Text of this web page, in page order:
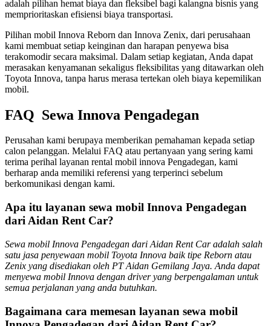
adalah pilihan hemat biaya dan fleksibel bagi kalangna bisnis yang
memprioritaskan efisiensi biaya transportasi.
Pilihan mobil Innova Reborn dan Innova Zenix, dari perusahaan
kami membuat setiap keinginan dan harapan penyewa bisa
terakomodir secara maksimal. Dalam setiap kegiatan, Anda dapat
merasakan kenyamanan sekaligus fleksibilitas yang ditawarkan oleh
Toyota Innova, tanpa harus merasa tertekan oleh biaya kepemilikan
mobil.
FAQ Sewa Innova Pengadegan
Perusahan kami berupaya memberikan pemahaman kepada setiap
calon pelanggan. Melalui FAQ atau pertanyaan yang sering kami
terima perihal layanan rental mobil innova Pengadegan, kami
berharap anda memiliki referensi yang terperinci sebelum
berkomunikasi dengan kami.
Apa itu layanan sewa mobil Innova Pengadegan
dari Aidan Rent Car?
Sewa mobil Innova Pengadegan dari Aidan Rent Car adalah salah
satu jasa penyewaan mobil Toyota Innova baik tipe Reborn atau
Zenix yang disediakan oleh PT Aidan Gemilang Jaya. Anda dapat
menyewa mobil Innova dengan driver yang berpengalaman untuk
semua perjalanan yang anda butuhkan.
Bagaimana cara memesan layanan sewa mobil